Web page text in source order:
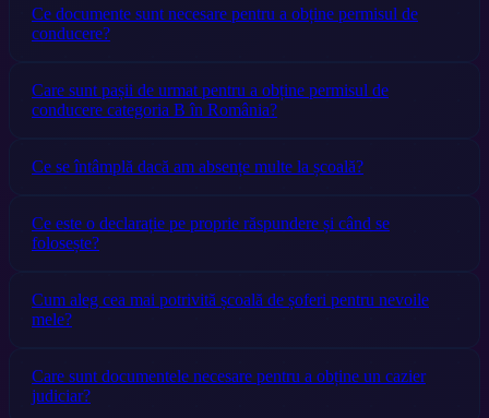
Ce documente sunt necesare pentru a obține permisul de
conducere?
Care sunt pașii de urmat pentru a obține permisul de
conducere categoria B în România?
Ce se întâmplă dacă am absențe multe la școală?
Ce este o declarație pe proprie răspundere și când se
folosește?
Cum aleg cea mai potrivită școală de șoferi pentru nevoile
mele?
Care sunt documentele necesare pentru a obține un cazier
judiciar?